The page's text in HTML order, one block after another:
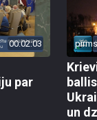
00:02:03
par
un